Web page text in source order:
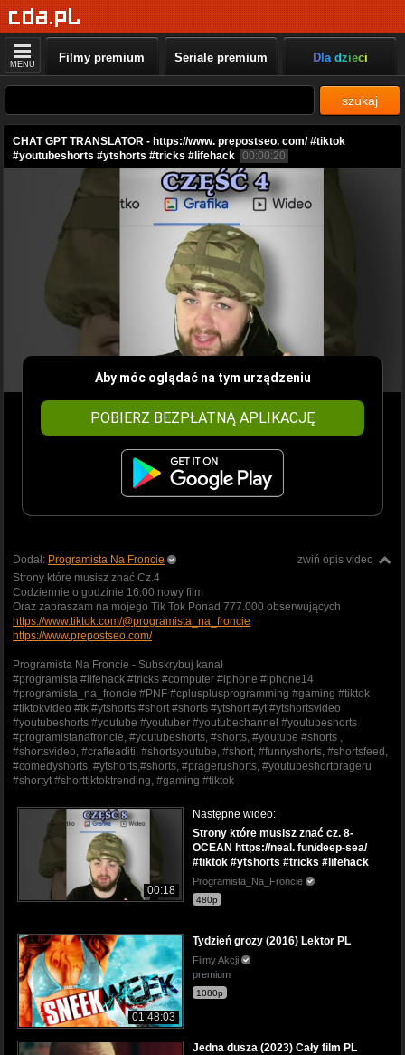
MENU Filmy premium Seriale premium Dla dzieci
szukaj
CHAT GPT TRANSLATOR - https://www. prepostseo. com/ #tiktok
#youtubeshorts #ytshorts #tricks #lifehack 00:00:20
Aby móc oglądać na tym urządzeniu
POBIERZ BEZPŁATNĄ APLIKACJĘ
zwiń opis video
Dodał: Programista Na Froncie
Strony które musisz znać Cz.4
Codziennie o godzinie 16:00 nowy film
Oraz zapraszam na mojego Tik Tok Ponad 777.000 obserwujących
https://www.tiktok.com/@programista_na_froncie
https://www.prepostseo.com/
Programista Na Froncie - Subskrybuj kanał
#programista #lifehack #tricks #computer #iphone #iphone14
#programista_na_froncie #PNF #cplusplusprogramming #gaming #tiktok
#tiktokvideo #tk #ytshorts #short #shorts #ytshort #yt #ytshortsvideo
#youtubeshorts #youtube #youtuber #youtubechannel #youtubeshorts
#programistanafroncie, #youtubeshorts, #shorts, #youtube #shorts ,
#shortsvideo, #crafteaditi, #shortsyoutube, #short, #funnyshorts, #shortsfeed,
#comedyshorts, #ytshorts,#shorts, #pragerushorts, #youtubeshortprageru
#shortyt #shorttiktoktrending, #gaming #tiktok
00:18
Następne wideo:
Strony które musisz znać cz. 8-
OCEAN https://neal. fun/deep-sea/
#tiktok #ytshorts #tricks #lifehack
Programista_Na_Froncie
480p
01:48:03
Tydzień grozy (2016) Lektor PL
Filmy Akcji
premium
1080p
Jedna dusza (2023) Cały film PL